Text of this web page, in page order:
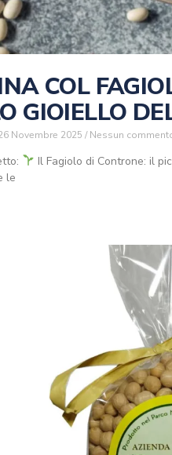
COL
GIOIELLO
Novembre 2025 Nessun
Il Fagiolo di Controne: il
le